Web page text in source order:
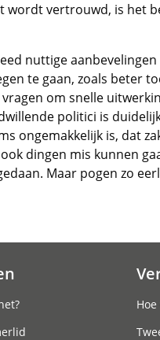
wordt vertrouwd, is het
nuttige aanbevelingen
te gaan, zoals beter
om snelle
politici is
ongemakkelijk is, dat
dingen mis kunnen
Maar pogen zo